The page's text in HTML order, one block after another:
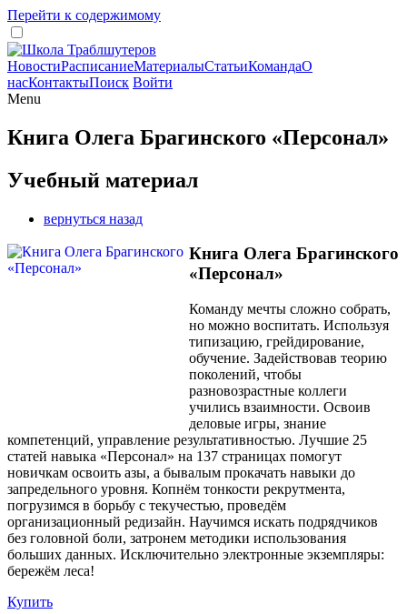
Перейти к содержимому
НовостиРасписаниеМатериалыСтатьиКомандаО
насКонтактыПоиск Войти
Menu
Книга Олега Брагинского «Персонал»
Учебный материал
вернуться назад
Книга Олега Брагинского
«Персонал»
Команду мечты сложно собрать,
но можно воспитать. Используя
типизацию, грейдирование,
обучение. Задействовав теорию
поколений, чтобы
разновозрастные коллеги
учились взаимности. Освоив
деловые игры, знание
компетенций, управление результативностью. Лучшие 25
статей навыка «Персонал» на 137 страницах помогут
новичкам освоить азы, а бывалым прокачать навыки до
запредельного уровня. Копнём тонкости рекрутмента,
погрузимся в борьбу с текучестью, проведём
организационный редизайн. Научимся искать подрядчиков
без головной боли, затронем методики использования
больших данных. Исключительно электронные экземпляры:
бережём леса!
Купить